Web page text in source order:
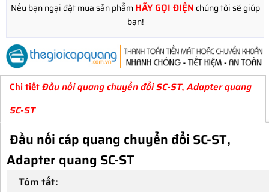
Nếu bạn ngại đặt mua sản phẩmHÃY GỌI ĐIỆN chúng tôi sẽ giúp
bạn!
Chi tiếtĐầu nối quang chuyển đổi SC-ST, Adapter quang
SC-ST
Đầu nối cáp quang chuyển đổi SC-ST,
Adapter quang SC-ST
Tóm tắt: